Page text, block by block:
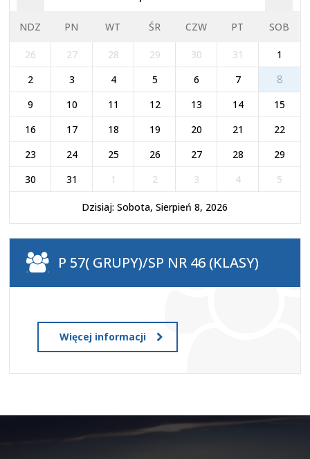
NDZ PN WT ŚR CZW PT SOB
26 27 28 29 30 31
1
2
3 4 5 6 7
8
9
10 11 12 13 14
15
16
17 18 19 20 21
22
23
24 25 26 27 28
29
30
31 1 2 3 4 5
Dzisiaj: Sobota, Sierpień 8, 2026
P 57( GRUPY)/SP NR 46 (KLASY)
Więcej informacji